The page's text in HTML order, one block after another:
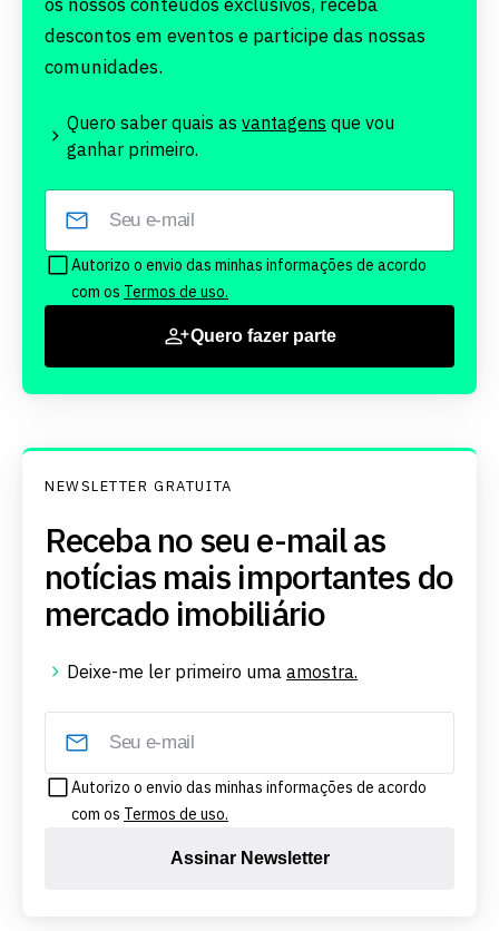
descontos em eventos e participe das nossas
comunidades.
Quero saber quais as vantagens que vou
ganhar primeiro.
Autorizo o envio das minhas informações de acordo
com os Termos de uso.
Quero fazer parte
NEWSLETTER GRATUITA
Receba no seu e-mail as
notícias mais importantes do
mercado imobiliário
Deixe-me ler primeiro uma amostra.
Autorizo o envio das minhas informações de acordo
com os Termos de uso.
Assinar Newsletter